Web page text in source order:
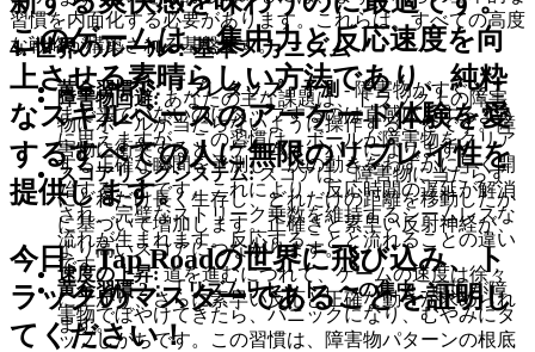
このゲームは、集中力と反応速度を向
上させる素晴らしい方法であり、純粋
なスキルベースのアーケード体験を愛
するすべての人に無限のリプレイ性を
提供します。
今日、Tap Roadの世界に飛び込み、ト
ラックのマスターであることを証明し
てください！
4. 世界のルール：基本メカニズム
障害物回避:あなたの主な課題は、トラック上の障害
物にボールが当たらないように操作することです。障
害物に衝突すると、ゲームオーバーになります。
スコアリングシステム:スコアは、障害物に当たらず
にどれだけ長く生存し、どれだけの距離を移動したか
に基づいて増加します。正確さと素早い反射神経が、
より高いスコアにつながります。
速度の上昇:道を進むにつれて、ゲームの速度は徐々
に上がり、さらに素早い反応と正確な動きが求められ
ます。
習慣を内面化する必要があります。これらは、すべての高度
な戦略が構築される基盤です。
黄金習慣 1：「プレタップ」予測 - 障害物がすぐそこ
まで来ていないのにタップするのは直感に反するよう
に思えますが、この習慣は、ボールが障害物をクリア
する正確な瞬間を予測し、次の動きをわずかに早く開
始することです。これにより、反応時間の遅延が解消
され、完璧なストリーク乗数を維持するシームレスな
流れが生まれます。反応することと流れることの違い
です。
黄金習慣 2：「リズムリセット」への集中- 画面が障
害物でぼやけてきたら、パニックになり、むやみにタ
ップしがちです。この習慣は、障害物パターンの根底